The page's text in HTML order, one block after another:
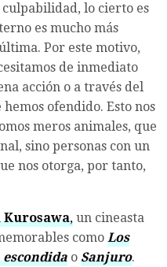
lo cierto es
es mucho más
Por este motivo,
de inmediato
acción o a través del
ofendido. Esto nos
meros animales, que
sino personas con un
nos otorga, por tanto,
, un cineasta
como Los
o Sanjuro.